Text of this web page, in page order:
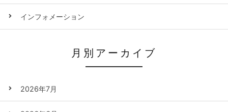
インフォメーション
月別アーカイブ
2026年7月